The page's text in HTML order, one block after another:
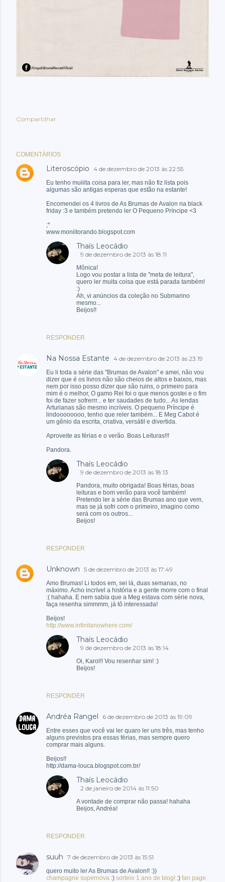
Compartilhar
COMENTÁRIOS
Literoscópio 4 de dezembro de 2013 às 22:55
Eu tenho muiiita coisa para ler, mas não fiz lista pois
algumas são antigas esperas que estão na estante!
Encomendei os 4 livros de As Brumas de Avalon na black
friday :3 e também pretendo ler O Pequeno Príncipe <3
;*
www.moniitorando.blogspot.com
RESPONDER
Thaís Leocádio
9 de dezembro de 2013 às 18:11
Mônica!
Logo vou postar a lista de "meta de leitura",
quero ler muita coisa que está parada também!
:)
Ah, vi anúncios da coleção no Submarino
mesmo...
Beijos!!
Na Nossa Estante 4 de dezembro de 2013 às 23:19
Eu li toda a série das "Brumas de Avalon" e amei, não vou
dizer que é os livros não são cheios de altos e baixos, mas
nem por isso posso dizer que são ruins, o primeiro para
mim é o melhor, O gamo Rei foi o que menos gostei e o fim
foi de fazer sofrerrr... e ter saudades de tudo... As lendas
Arturianas são mesmo incríveis. O pequeno Príncipe é
lindoooooooo, tenho que reler também... E Meg Cabot é
um gênio da escrita, criativa, versátil e divertida.
Aproveite as férias e o verão. Boas Leituras!!!
Pandora.
RESPONDER
Thaís Leocádio
9 de dezembro de 2013 às 18:13
Pandora, muito obrigada! Boas férias, boas
leituras e bom verão para você também!
Pretendo ler a série das Brumas ano que vem,
mas se já sofri com o primeiro, imagino como
será com os outros...
Beijos!
Unknown 5 de dezembro de 2013 às 17:49
Amo Brumas! Li todos em, sei lá, duas semanas, no
máximo. Acho incrível a história e a gente morre com o final
:( hahaha. E nem sabia que a Meg estava com série nova,
faça resenha simmmm, já tô interessada!
Beijos!
http://www.infinitanowhere.com/
RESPONDER
Thaís Leocádio
9 de dezembro de 2013 às 18:14
Oi, Karol!! Vou resenhar sim! :)
Beijos!
Andréa Rangel 6 de dezembro de 2013 às 19:09
Entre esses que você vai ler quaro ler uns três, mas tenho
alguns previstos pra essas férias, mas sempre quero
comprar mais alguns.
Beijos!!
http://dama-louca.blogspot.com.br/
RESPONDER
Thaís Leocádio
2 de janeiro de 2014 às 11:50
A vontade de comprar não passa! hahaha
Beijos, Andréa!
suuh 7 de dezembro de 2013 às 15:51
quero muito ler As Brumas de Avalon!! :))
champagne supernova :) sorteio 1 ano de blog! :) fan page